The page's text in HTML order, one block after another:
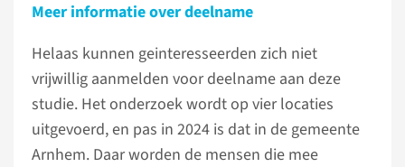
Meer informatie over deelname
Helaas kunnen geinteresseerden zich niet
vrijwillig aanmelden voor deelname aan deze
studie. Het onderzoek wordt op vier locaties
uitgevoerd, en pas in 2024 is dat in de gemeente
Arnhem. Daar worden de mensen die mee